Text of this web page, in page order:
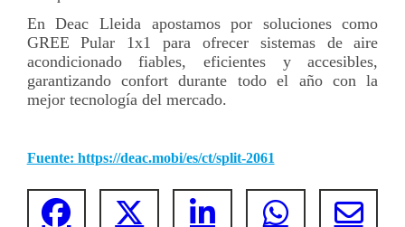
En Deac Lleida apostamos por soluciones como
GREE Pular 1x1 para ofrecer sistemas de aire
acondicionado fiables, eficientes y accesibles,
garantizando confort durante todo el año con la
mejor tecnología del mercado.
Fuente: https://deac.mobi/es/ct/split-2061